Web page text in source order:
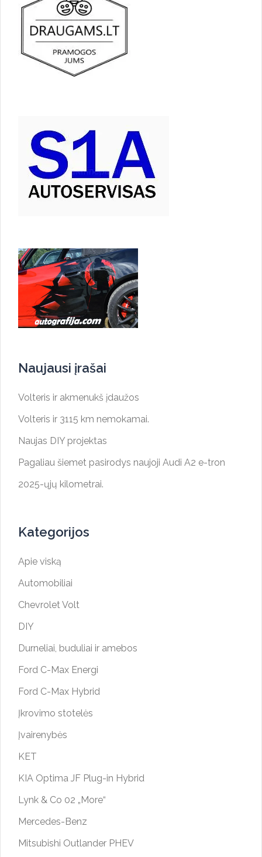
Naujausi įrašai
Volteris ir akmenukš įdaužos
Volteris ir 3115 km nemokamai.
Naujas DIY projektas
Pagaliau šiemet pasirodys naujoji Audi A2 e-tron
2025-ųjų kilometrai.
Kategorijos
Apie viską
Automobiliai
Chevrolet Volt
DIY
Durneliai, buduliai ir amebos
Ford C-Max Energi
Ford C-Max Hybrid
Įkrovimo stotelės
Įvairenybės
KET
KIA Optima JF Plug-in Hybrid
Lynk & Co 02 „More“
Mercedes-Benz
Mitsubishi Outlander PHEV